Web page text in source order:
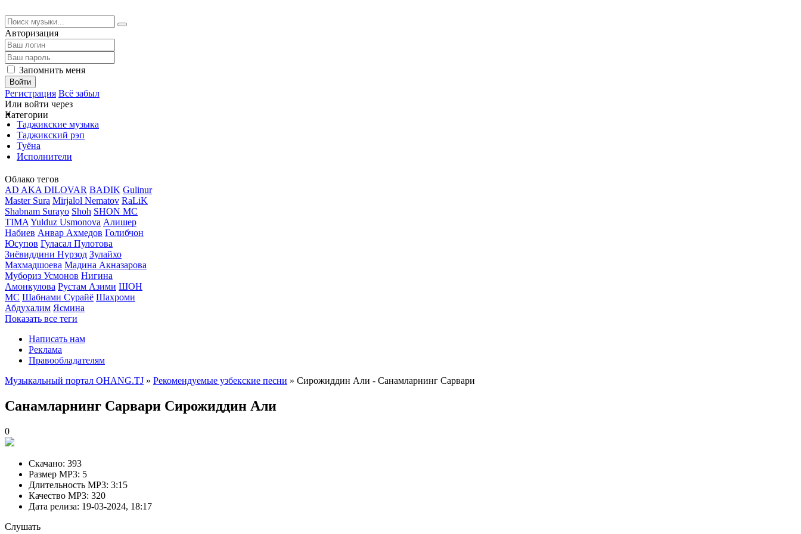
Авторизация
Запомнить меня
Войти
Регистрация Всё забыл
Или войти через
Категории
Таджикские музыка
Таджикский рэп
Туёна
Исполнители
Облако тегов
AD AKA DILOVAR BADIK Gulinur
Master Sura Mirjalol Nematov RaLiK
Shabnam Surayo Shoh SHON MC
TIMA Yulduz Usmonova Алишер
Набиев Анвар Ахмедов Голибчон
Юсупов Гуласал Пулотова
Зиёвиддини Нурзод Зулайхо
Махмадшоева Мадина Акназарова
Мубориз Усмонов Нигина
Амонкулова Рустам Азими ШОН
МС Шабнами Сурайё Шахроми
Абдухалим Ясмина
Показать все теги
Написать нам
Реклама
Правообладателям
Музыкальный портал OHANG.TJ » Рекомендуемые узбекские песни » Сирожиддин Али - Санамларнинг Сарвари
Санамларнинг Сарвари Сирожиддин Али
0
Скачано: 393
Размер MP3: 5
Длительность MP3: 3:15
Качество MP3: 320
Дата релиза: 19-03-2024, 18:17
Слушать